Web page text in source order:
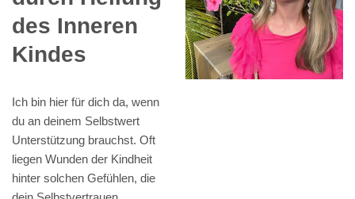
des Inneren
Kindes
Ich bin hier für dich da, wenn
du an deinem Selbstwert
Unterstützung brauchst. Oft
liegen Wunden der Kindheit
hinter solchen Gefühlen, die